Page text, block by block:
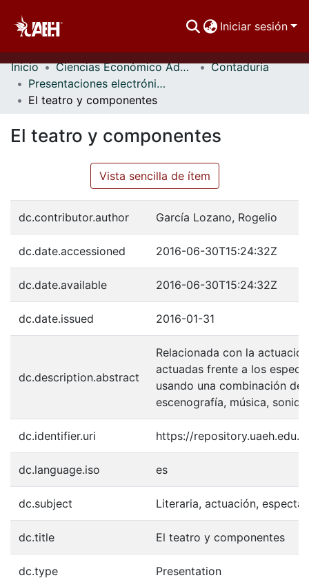
Iniciar sesión
Comunidades
Buscar Por
Estadísticas
Inicio Ciencias Económico Administrativas
Contaduría
Presentaciones electrónicas
El teatro y componentes
El teatro y componentes
Vista sencilla de ítem
dc.contributor.author García Lozano, Rogelio
dc.date.accessioned 2016-06-30T15:24:32Z
dc.date.available 2016-06-30T15:24:32Z
dc.date.issued 2016-01-31
dc.description.abstract
Relacionada con la
actuadas frente a los
usando una combinación de
escenografía, música,
dc.identifier.uri https://
dc.language.iso es
dc.subject Literaria, actuación,
dc.title El teatro y componentes
dc.type Presentation